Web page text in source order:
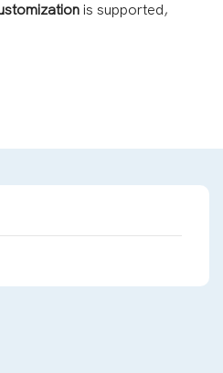
is supported,